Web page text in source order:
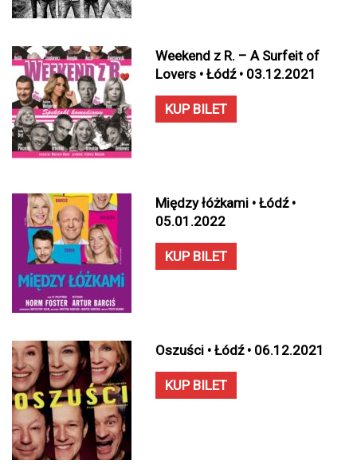
Weekend z R. – A Surfeit of
Lovers • Łódź • 03.12.2021
KUP BILET
Między łóżkami • Łódź •
05.01.2022
KUP BILET
Oszuści • Łódź • 06.12.2021
KUP BILET